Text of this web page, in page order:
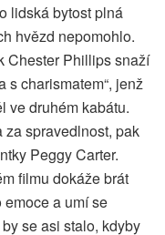
lidská bytost plná
hvězd nepomohlo.
Chester Phillips snaží
s charismatem“, jenž
ve druhém kabátu.
spravedlnost, pak
Peggy Carter.
filmu dokáže brát
a umí se
se asi stalo, kdyby